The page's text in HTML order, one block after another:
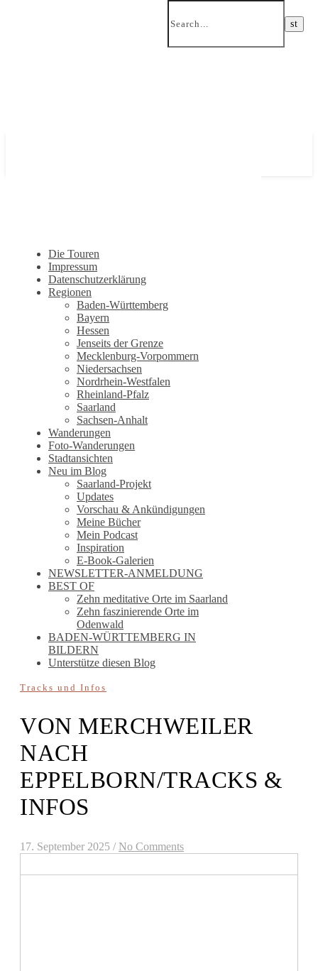
Die Touren
Impressum
Datenschutzerklärung
Regionen
Baden-Württemberg
Bayern
Hessen
Jenseits der Grenze
Mecklenburg-Vorpommern
Niedersachsen
Nordrhein-Westfalen
Rheinland-Pfalz
Saarland
Sachsen-Anhalt
Wanderungen
Foto-Wanderungen
Stadtansichten
Neu im Blog
Saarland-Projekt
Updates
Vorschau & Ankündigungen
Meine Bücher
Mein Podcast
Inspiration
E-Book-Galerien
NEWSLETTER-ANMELDUNG
BEST OF
Zehn meditative Orte im Saarland
Zehn faszinierende Orte im
Odenwald
BADEN-WÜRTTEMBERG IN
BILDERN
Unterstütze diesen Blog
Tracks und Infos
VON MERCHWEILER
NACH
EPPELBORN/TRACKS &
INFOS
17. September 2025 / No Comments